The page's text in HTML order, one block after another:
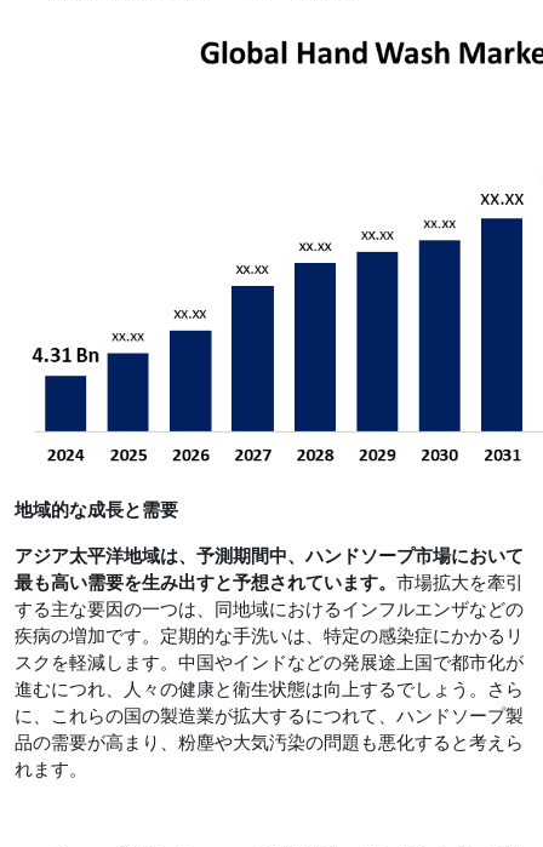
地域的な成長と需要
アジア太平洋地域は、予測期間中、ハンドソープ市場において
最も高い需要を生み出すと予想されています。 市場拡大を牽引
する主な要因の一つは、同地域におけるインフルエンザなどの
疾病の増加です。定期的な手洗いは、特定の感染症にかかるリ
スクを軽減します。中国やインドなどの発展途上国で都市化が
進むにつれ、人々の健康と衛生状態は向上するでしょう。さら
に、これらの国の製造業が拡大するにつれて、ハンドソープ製
品の需要が高まり、粉塵や大気汚染の問題も悪化すると考えら
れます。